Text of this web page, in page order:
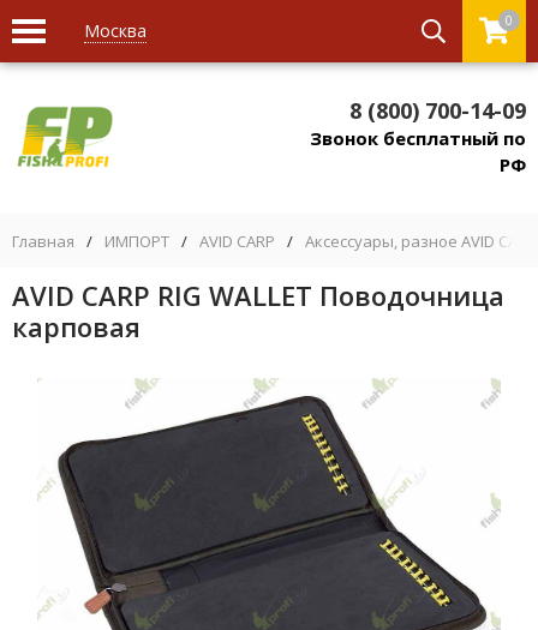
Москва 0
8 (800) 700-14-09
Звонок бесплатный по
РФ
Главная / ИМПОРТ / AVID CARP / Аксессуары, разное AVID CARP
AVID CARP RIG WALLET Поводочница
карповая